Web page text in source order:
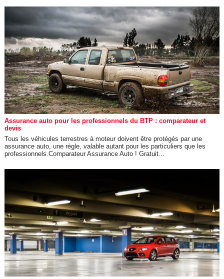
Assurance auto pour les professionnels du BTP : comparateur et
devis
Tous les véhicules terrestres à moteur doivent être protégés par une
assurance auto, une règle, valable autant pour les particuliers que les
professionnels.Comparateur Assurance Auto ! Gratuit...